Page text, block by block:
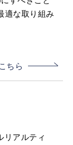
適な取り組み
ちら
リアルティ